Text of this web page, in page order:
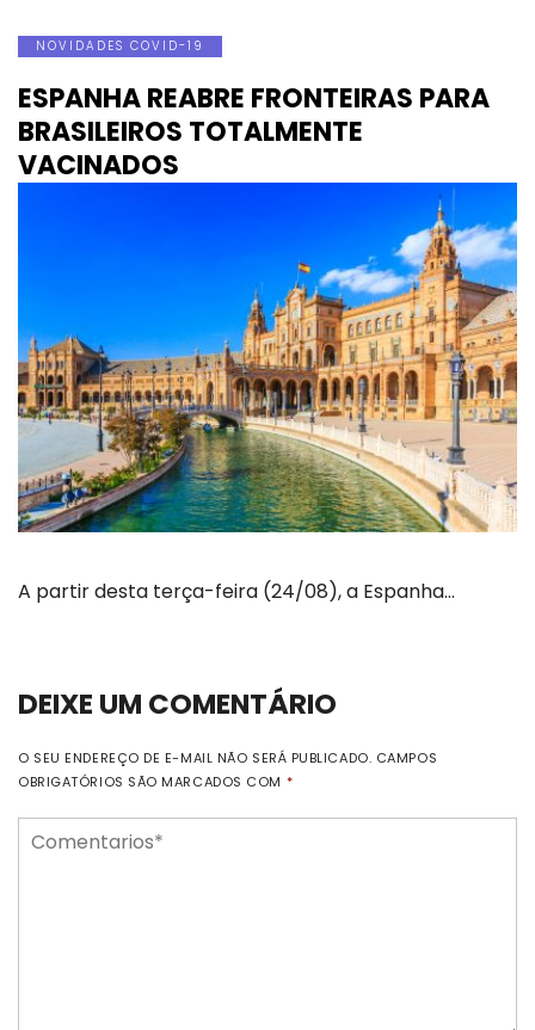
NOVIDADES COVID-19
ESPANHA REABRE FRONTEIRAS PARA
BRASILEIROS TOTALMENTE
VACINADOS
A partir desta terça-feira (24/08), a Espanha…
DEIXE UM COMENTÁRIO
O SEU ENDEREÇO DE E-MAIL NÃO SERÁ PUBLICADO. CAMPOS
OBRIGATÓRIOS SÃO MARCADOS COM *